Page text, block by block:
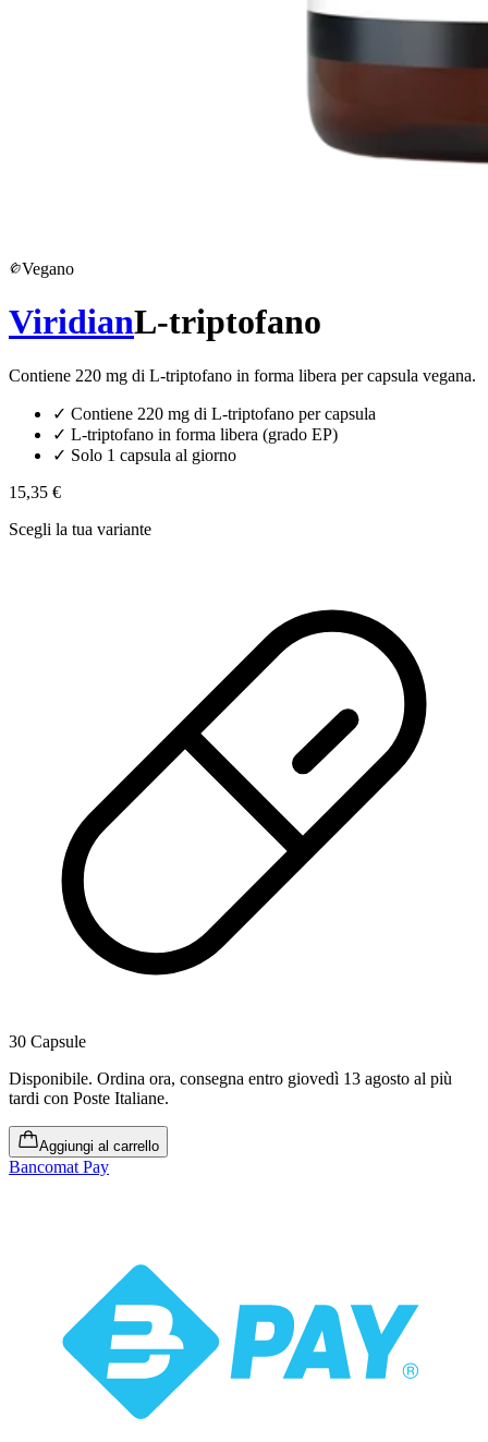
Vegano
ViridianL-triptofano
Contiene 220 mg di L-triptofano in forma libera per capsula vegana.
✓ Contiene 220 mg di L-triptofano per capsula
✓ L-triptofano in forma libera (grado EP)
✓ Solo 1 capsula al giorno
15,35 €
Scegli la tua variante
30 Capsule
Disponibile. Ordina ora, consegna entro giovedì 13 agosto al più
tardi con Poste Italiane.
Aggiungi al carrello
Bancomat Pay